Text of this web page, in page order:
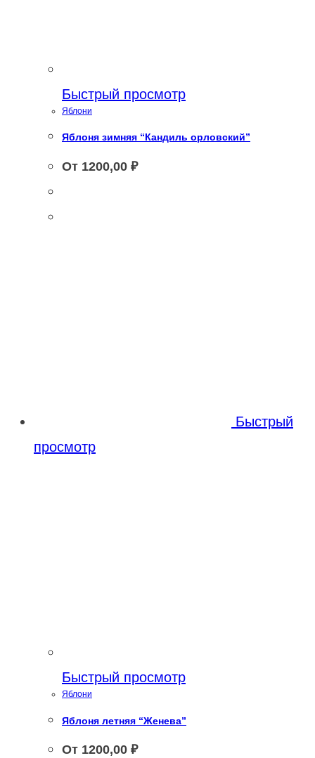
Быстрый просмотр
Яблони
Яблоня зимняя “Кандиль орловский”
От 1200,00 ₽
Быстрый
просмотр
Быстрый просмотр
Яблони
Яблоня летняя “Женева”
От 1200,00 ₽